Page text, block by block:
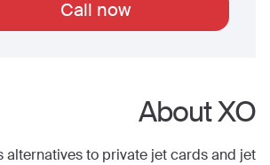
Call now
About XO
alternatives to private jet cards and jet